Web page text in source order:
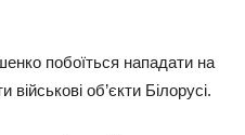
побоїться нападати на
об’єкти Білорусі.